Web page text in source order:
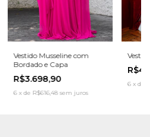
Vestido Musseline com
Bordado e Capa
R$3.698,90
6 xde R$616,48 sem juros
6 x de